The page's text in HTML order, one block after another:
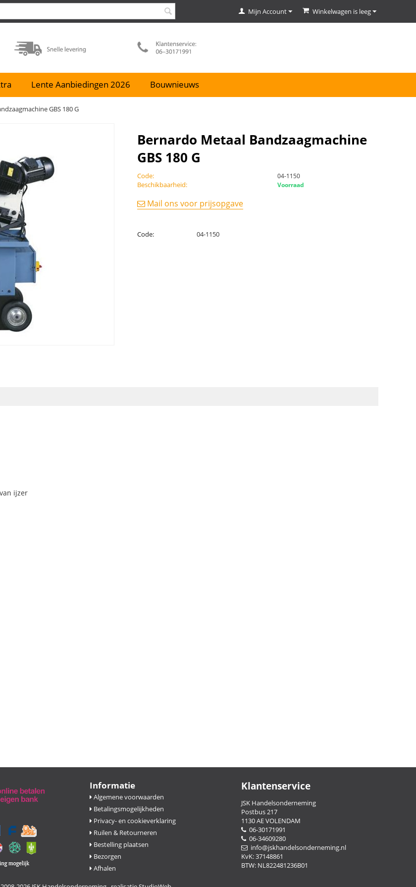
Winkelwagen is leeg
Mijn Account
Lente Aanbiedingen 2026 Bouwnieuws
GBS 180 G
Bernardo Metaal Bandzaagmachine
GBS 180 G
Code: 04-1150
Beschikbaarheid: Voorraad
Mail ons voor prijsopgave
Code: 04-1150
ijzer
Informatie
Algemene voorwaarden
Betalingsmogelijkheden
Privacy- en cookieverklaring
Ruilen & Retourneren
Bestelling plaatsen
Bezorgen
Afhalen
Klantenservice
JSK Handelsonderneming
Postbus 217
1130 AE VOLENDAM
06-30171991
06-34609280
info@jskhandelsonderneming.nl
KvK: 37148861
BTW: NL822481236B01